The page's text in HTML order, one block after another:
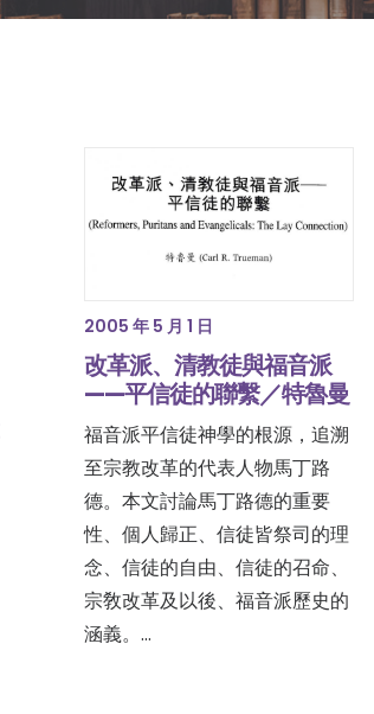
2005 年 5 月 1 日
改革派、清教徒與福音派
——平信徒的聯繫／特魯曼
福音派平信徒神學的根源，追溯
至宗教改革的代表人物馬丁路
德。本文討論馬丁路德的重要
性、個人歸正、信徒皆祭司的理
念、信徒的自由、信徒的召命、
宗敎改革及以後、福音派歷史的
涵義。…